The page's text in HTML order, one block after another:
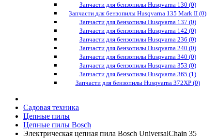
Запчасти для бензопилы Husqvarna 130 (0)
Запчасти для бензопилы Husqvarna 135 Mark II (0)
Запчасти для бензопилы Husqvarna 137 (0)
Запчасти для бензопилы Husqvarna 142 (0)
Запчасти для бензопилы Husqvarna 236 (0)
Запчасти для бензопилы Husqvarna 240 (0)
Запчасти для бензопилы Husqvarna 340 (0)
Запчасти для бензопилы Husqvarna 353 (0)
Запчасти для бензопилы Husqvarna 365 (1)
Запчасти для бензопилы Husqvarna 372XP (0)
Садовая техника
Цепные пилы
Цепные пилы Bosch
Электрическая цепная пила Bosch UniversalChain 35